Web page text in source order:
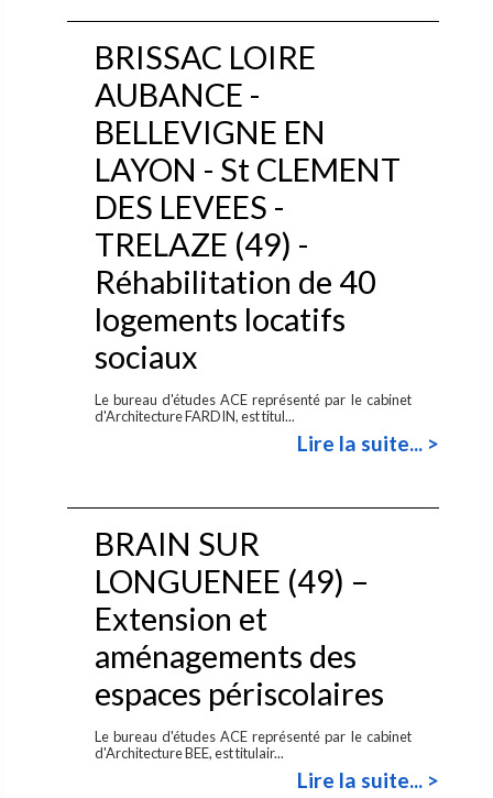
BRISSAC LOIRE
AUBANCE -
BELLEVIGNE EN
LAYON - St CLEMENT
DES LEVEES -
TRELAZE (49) -
Réhabilitation de 40
logements locatifs
sociaux
Le bureau d'études ACE représenté par le cabinet
d'Architecture FARDIN, est titul...
Lire la suite... >
BRAIN SUR
LONGUENEE (49) –
Extension et
aménagements des
espaces périscolaires
Le bureau d'études ACE représenté par le cabinet
d'Architecture BEE, est titulair...
Lire la suite... >